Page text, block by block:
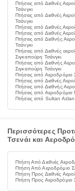
Πτήσεις από Διεθνές
Τσάνγκι
Πτήσεις από Διεθνές
Τσάνγκι
Πτήσεις από Διεθνές
Πτήσεις από Διεθνές
Πτήσεις από Διεθνής
Τσάνγκι
Πτήσεις από Διεθνές
Σιγκαπούρη Τσάνγκι
Πτήσεις από Διεθνής
Σιγκαπούρη Τσάνγκι
Πτήσεις από Αεροδρόμιο
Πτήσεις από Διεθνές
Πτήσεις από Διεθνής
Πτήσεις από
Πτήσεις από Sultan
Περισσότερες
Τσενάι και
Πτήση Από Διεθνές
Πτήση Από Αεροδρόμιο
Πτήση Προς Διεθνές
Πτήση Προς Αεροδρόμιο